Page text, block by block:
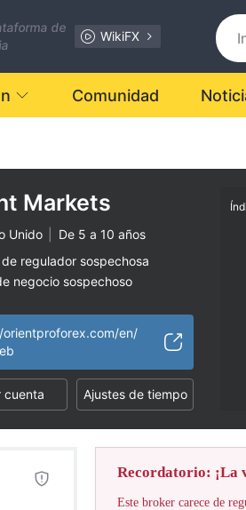
de
WikiFX
Comunidad
Markets
Unido
De 5 a 10 años
regulador sospechosa
negocio sospechoso
en/
cuenta Ajustes de tiempo
Recordatorio: ¡La
Este broker carece de